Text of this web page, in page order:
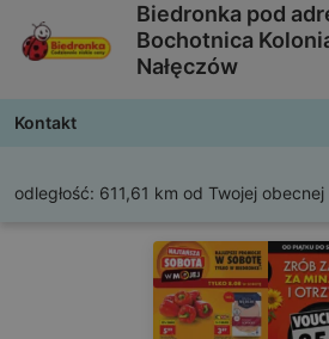
Biedronka pod
Bochotnica
Nałęczów
Kontakt
odległość: 611,61 km od Twojej